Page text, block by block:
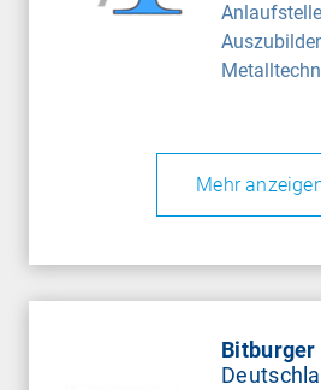
Mehr
Bitburger